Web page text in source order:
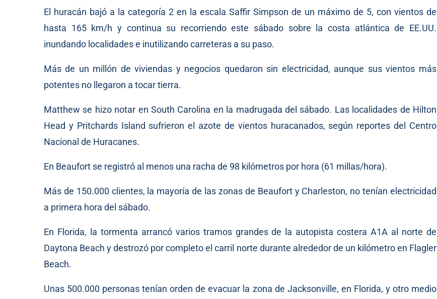
El huracán bajó a la categoría 2 en la escala Saffir Simpson de un máximo de 5, con vientos de
hasta 165 km/h y continua su recorriendo este sábado sobre la costa atlántica de EE.UU.
inundando localidades e inutilizando carreteras a su paso.
Más de un millón de viviendas y negocios quedaron sin electricidad, aunque sus vientos más
potentes no llegaron a tocar tierra.
Matthew se hizo notar en South Carolina en la madrugada del sábado. Las localidades de Hilton
Head y Pritchards Island sufrieron el azote de vientos huracanados, según reportes del Centro
Nacional de Huracanes.
En Beaufort se registró al menos una racha de 98 kilómetros por hora (61 millas/hora).
Más de 150.000 clientes, la mayoría de las zonas de Beaufort y Charleston, no tenían electricidad
a primera hora del sábado.
En Florida, la tormenta arrancó varios tramos grandes de la autopista costera A1A al norte de
Daytona Beach y destrozó por completo el carril norte durante alrededor de un kilómetro en Flagler
Beach.
Unas 500.000 personas tenían orden de evacuar la zona de Jacksonville, en Florida, y otro medio